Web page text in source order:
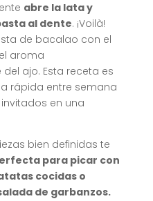
abre la lata y
al dente. ¡Voilà!
de bacalao con el
aroma
ajo. Esta receta es
rápida entre semana
en una
bien definidas te
para picar con
cocidas o
de garbanzos.